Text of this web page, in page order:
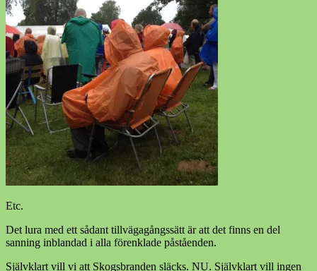
Etc.
Det lura med ett sådant tillvägagångssätt är att det finns en del
sanning inblandad i alla förenklade påståenden.
Självklart vill vi att Skogsbranden släcks. NU. Självklart vill ingen